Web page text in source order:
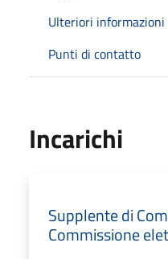
Ulteriori informazioni
Punti di contatto
Incarichi
Supplente di
Commissione